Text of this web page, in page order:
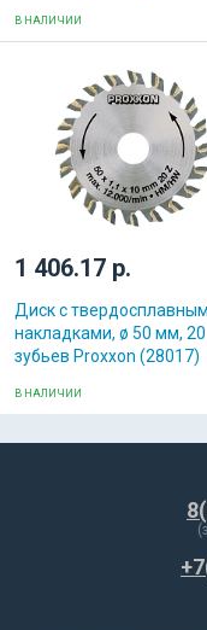
В НАЛИЧИИ
1 406.17 р.
Диск с
накладками, ø 50 мм, 20
зубьев Proxxon (28017)
В НАЛИЧИИ